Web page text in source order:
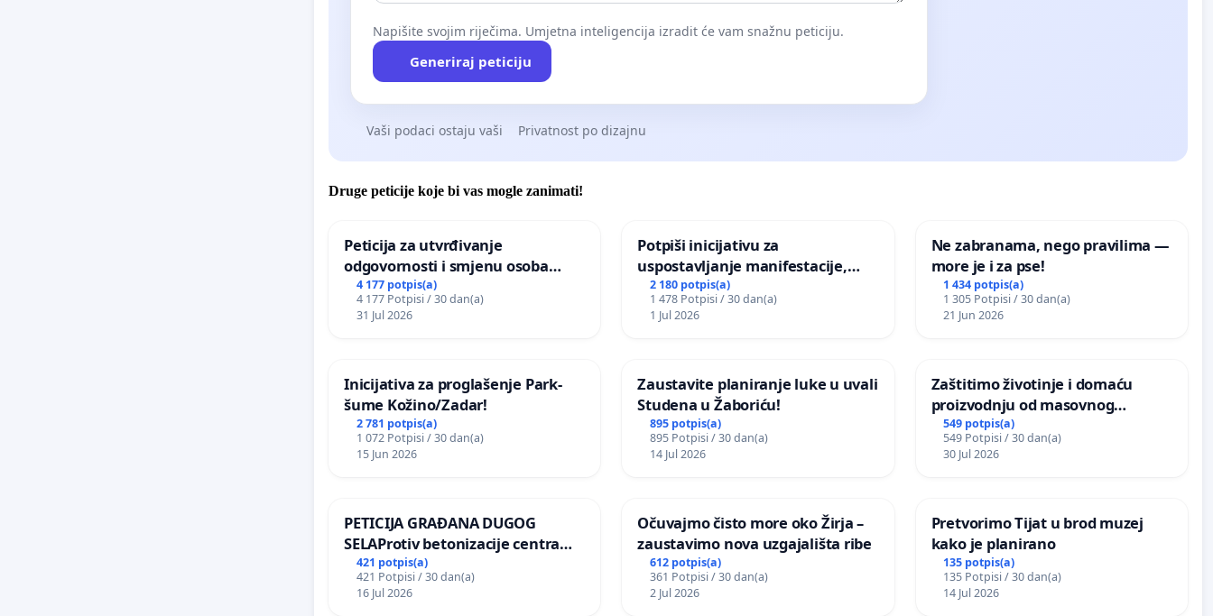
Napišite svojim riječima. Umjetna inteligencija izradit će vam snažnu peticiju.
Generiraj peticiju
Vaši podaci ostaju vaši Privatnost po dizajnu
Druge peticije koje bi vas mogle zanimati!
Peticija za utvrđivanje
odgovornosti i smjenu osoba
odgovornih za incident u
Zoološkom vrtu Grada Zagreba
4 177 potpis(a)
4 177 Potpisi / 30 dan(a)
31 Jul 2026
Potpiši inicijativu za
uspostavljanje manifestacije,
godišnje nagrade ili drugog
javnog događaja „Edin Avdić“ u
Sarajevu
2 180 potpis(a)
1 478 Potpisi / 30 dan(a)
1 Jul 2026
Ne zabranama, nego pravilima —
more je i za pse!
1 434 potpis(a)
1 305 Potpisi / 30 dan(a)
21 Jun 2026
Inicijativa za proglašenje Park-
šume Kožino/Zadar!
2 781 potpis(a)
1 072 Potpisi / 30 dan(a)
15 Jun 2026
Zaustavite planiranje luke u uvali
Studena u Žaboriću!
895 potpis(a)
895 Potpisi / 30 dan(a)
14 Jul 2026
Zaštitimo životinje i domaću
proizvodnju od masovnog
uništavanja zbog afričke svinjske
kuge
549 potpis(a)
549 Potpisi / 30 dan(a)
30 Jul 2026
PETICIJA GRAĐANA DUGOG
SELAProtiv betonizacije centra
grada i za očuvanje postojećih
zelenih površina i odraslih
stabala pri donošenju izmjena
421 potpis(a)
421 Potpisi / 30 dan(a)
16 Jul 2026
Očuvajmo čisto more oko Žirja –
zaustavimo nova uzgajališta ribe
612 potpis(a)
361 Potpisi / 30 dan(a)
2 Jul 2026
Pretvorimo Tijat u brod muzej
kako je planirano
135 potpis(a)
135 Potpisi / 30 dan(a)
14 Jul 2026